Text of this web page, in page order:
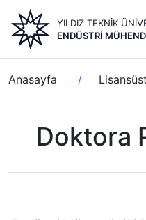
içeriğe
atla
YILDIZ TEKNİK
ENDÜSTRI
Sayfa
yolu
Anasayfa
Doktora